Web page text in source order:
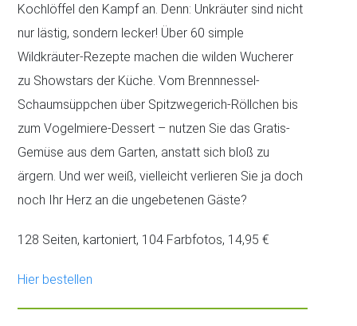
Kochlöffel den Kampf an. Denn: Unkräuter sind nicht
nur lästig, sondern lecker! Über 60 simple
Wildkräuter-Rezepte machen die wilden Wucherer
zu Showstars der Küche. Vom Brennnessel-
Schaumsüppchen über Spitzwegerich-Röllchen bis
zum Vogelmiere-Dessert – nutzen Sie das Gratis-
Gemüse aus dem Garten, anstatt sich bloß zu
ärgern. Und wer weiß, vielleicht verlieren Sie ja doch
noch Ihr Herz an die ungebetenen Gäste?
128 Seiten, kartoniert, 104 Farbfotos, 14,95 €
Hier bestellen